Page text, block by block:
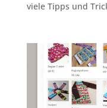
viele Tipps und